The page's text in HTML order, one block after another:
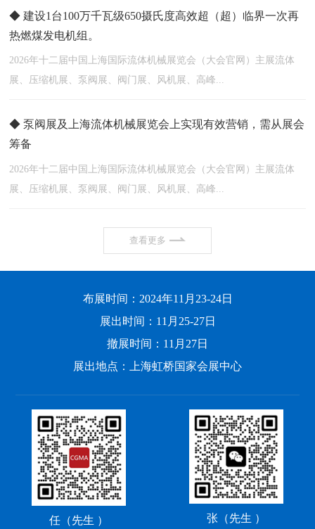
◆ 建设1台100万千瓦级650摄氏度高效超（超）临界一次再
热燃煤发电机组。
2026年十二届中国上海国际流体机械展览会（大会官网）主展流体
展、压缩机展、泵阀展、阀门展、风机展、高峰...
◆ 泵阀展及上海流体机械展览会上实现有效营销，需从展会
筹备
2026年十二届中国上海国际流体机械展览会（大会官网）主展流体
展、压缩机展、泵阀展、阀门展、风机展、高峰...
查看更多
布展时间：2024年11月23-24日
展出时间：11月25-27日
撤展时间：11月27日
展出地点：上海虹桥国家会展中心
任（先生 ） 张（先生 ）